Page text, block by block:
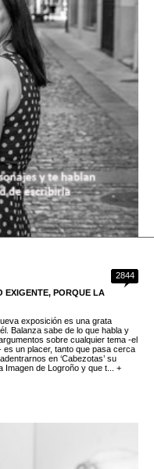
2844
EXIGENTE, PORQUE LA
exposición es una grata
Balanza sabe de lo que habla y
sobre cualquier tema -el
un placer, tanto que pasa cerca
en ‘Cabezotas’ su
Imagen de Logroño y que t... +